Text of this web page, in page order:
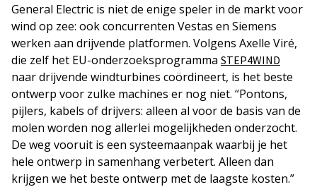
General Electric is niet de enige speler in de markt voor
wind op zee: ook concurrenten Vestas en Siemens
werken aan drijvende platformen. Volgens Axelle Viré,
die zelf het EU-onderzoeksprogramma STEP4WIND
naar drijvende windturbines coördineert, is het beste
ontwerp voor zulke machines er nog niet. “Pontons,
pijlers, kabels of drijvers: alleen al voor de basis van de
molen worden nog allerlei mogelijkheden onderzocht.
De weg vooruit is een systeemaanpak waarbij je het
hele ontwerp in samenhang verbetert. Alleen dan
krijgen we het beste ontwerp met de laagste kosten.”